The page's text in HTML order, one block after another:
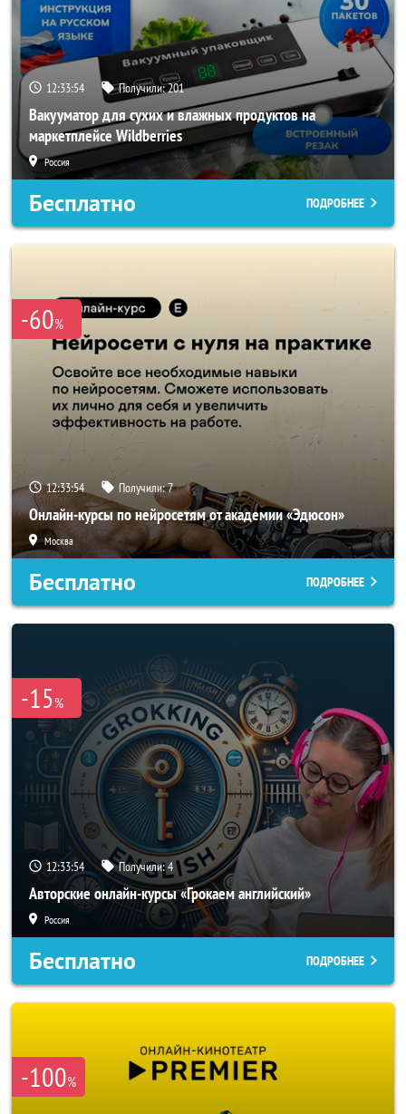
12:33:52 Получили:201
Вакууматор для сухих и влажных продуктов на
маркетплейсе Wildberries
Россия
Бесплатно ПОДРОБНЕЕ
-60%
12:33:52 Получили:7
Онлайн-курсы по нейросетям от академии «Эдюсон»
Москва
Бесплатно ПОДРОБНЕЕ
-15%
12:33:52 Получили:4
Авторские онлайн-курсы «Грокаем английский»
Россия
Бесплатно ПОДРОБНЕЕ
-100%